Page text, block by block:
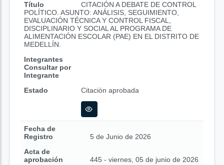
Título
CITACIÓN A DEBATE DE CONTROL
POLÍTICO. ASUNTO: ANÁLISIS, SEGUIMIENTO,
EVALUACIÓN TÉCNICA Y CONTROL FISCAL,
DISCIPLINARIO Y SOCIAL AL PROGRAMA DE
ALIMENTACIÓN ESCOLAR (PAE) EN EL DISTRITO DE
MEDELLÍN.
Integrantes
Consultar por
Integrante
Estado
Citación aprobada
Fecha de
Registro
5 de Junio de 2026
Acta de
aprobación
445 - viernes, 05 de junio de 2026